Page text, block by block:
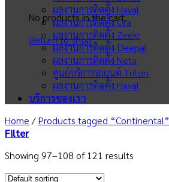
No products in the cart.
Return to shop
ผลงานการติดตั้ง Haval
ผลงานการติดตั้ง Ora
ผลงานการติดตั้ง Zeekr
ผลงานการติดตั้ง Deepal
ผลงานการติดตั้ง Neta
ศูนย์บริการรถยนต์ Triton
ผลงานการติดตั้ง Haval
บริการของเรา
Home / Products tagged “Continental”
Filter
Showing 97–108 of 121 results